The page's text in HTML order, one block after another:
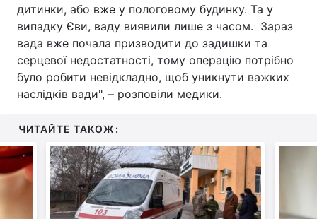
дитинки, або вже у пологовому будинку. Та у
випадку Єви, ваду виявили лише з часом. Зараз
вада вже почала призводити до задишки та
серцевої недостатності, тому операцію потрібно
було робити невідкладно, щоб уникнути важких
наслідків вади", – розповіли медики.
ЧИТАЙТЕ ТАКОЖ: